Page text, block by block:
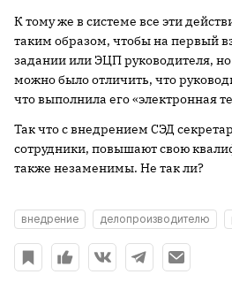
К тому же в системе все эти
таким образом, чтобы на первый
задании или ЭЦП руководителя,
можно было отличить, что
что выполнила его «электронная
Так что с внедрением СЭД
сотрудники, повышают свою
также незаменимы. Не так ли?
внедрение делопроизводителю